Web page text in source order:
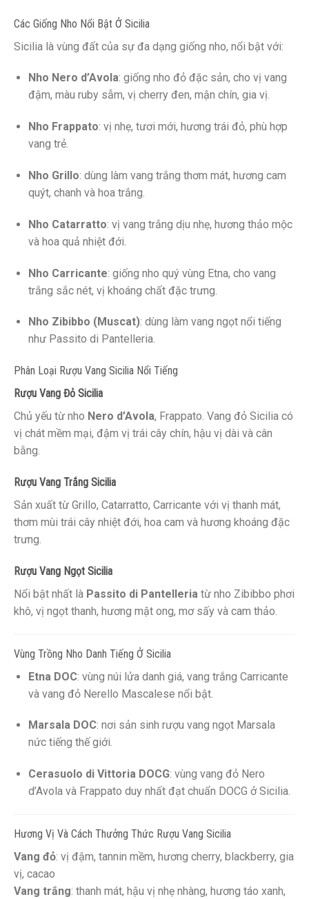
Các Giống Nho Nổi Bật Ở Sicilia
Sicilia là vùng đất của sự đa dạng giống nho, nổi bật với:
Nho Nero d’Avola: giống nho đỏ đặc sản, cho vị vang
đậm, màu ruby sẫm, vị cherry đen, mận chín, gia vị.
Nho Frappato: vị nhẹ, tươi mới, hương trái đỏ, phù hợp
vang trẻ.
Nho Grillo: dùng làm vang trắng thơm mát, hương cam
quýt, chanh và hoa trắng.
Nho Catarratto: vị vang trắng dịu nhẹ, hương thảo mộc
và hoa quả nhiệt đới.
Nho Carricante: giống nho quý vùng Etna, cho vang
trắng sắc nét, vị khoáng chất đặc trưng.
Nho Zibibbo (Muscat): dùng làm vang ngọt nổi tiếng
như Passito di Pantelleria.
Phân Loại Rượu Vang Sicilia Nổi Tiếng
Rượu Vang Đỏ Sicilia
Chủ yếu từ nho Nero d’Avola, Frappato. Vang đỏ Sicilia có
vị chát mềm mại, đậm vị trái cây chín, hậu vị dài và cân
bằng.
Rượu Vang Trắng Sicilia
Sản xuất từ Grillo, Catarratto, Carricante với vị thanh mát,
thơm mùi trái cây nhiệt đới, hoa cam và hương khoáng đặc
trưng.
Rượu Vang Ngọt Sicilia
Nổi bật nhất là Passito di Pantelleria từ nho Zibibbo phơi
khô, vị ngọt thanh, hương mật ong, mơ sấy và cam thảo.
Vùng Trồng Nho Danh Tiếng Ở Sicilia
Etna DOC: vùng núi lửa danh giá, vang trắng Carricante
và vang đỏ Nerello Mascalese nổi bật.
Marsala DOC: nơi sản sinh rượu vang ngọt Marsala
nức tiếng thế giới.
Cerasuolo di Vittoria DOCG: vùng vang đỏ Nero
d’Avola và Frappato duy nhất đạt chuẩn DOCG ở Sicilia.
Hương Vị Và Cách Thưởng Thức Rượu Vang Sicilia
Vang đỏ: vị đậm, tannin mềm, hương cherry, blackberry, gia
vị, cacao
Vang trắng: thanh mát, hậu vị nhẹ nhàng, hương táo xanh,